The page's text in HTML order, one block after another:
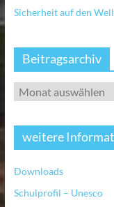
Sicherheit auf den
Beitragsarchiv
weitere
Downloads
Schulprofil – Unesco